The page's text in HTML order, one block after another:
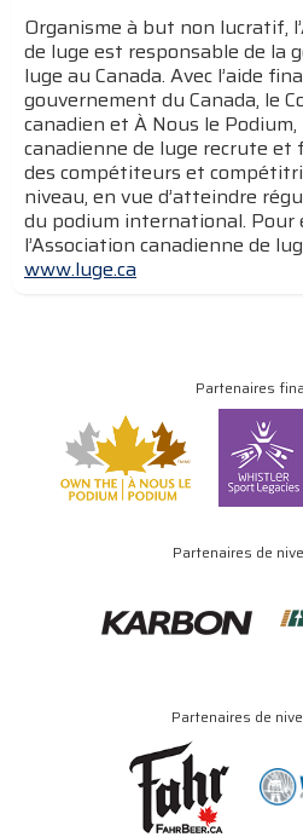
Organisme à but non lucratif,
de luge est responsable de la
luge au Canada. Avec l’aide
gouvernement du Canada, le
canadien et À Nous le Podium,
canadienne de luge recrute
des compétiteurs et
niveau, en vue d’atteindre
du podium international. Pour
l’Association canadienne de
www.luge.ca
Partenaires
Partenaires de
Partenaires de